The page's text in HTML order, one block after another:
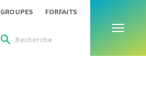
Menu
GROUPES FORFAITS
Recherche